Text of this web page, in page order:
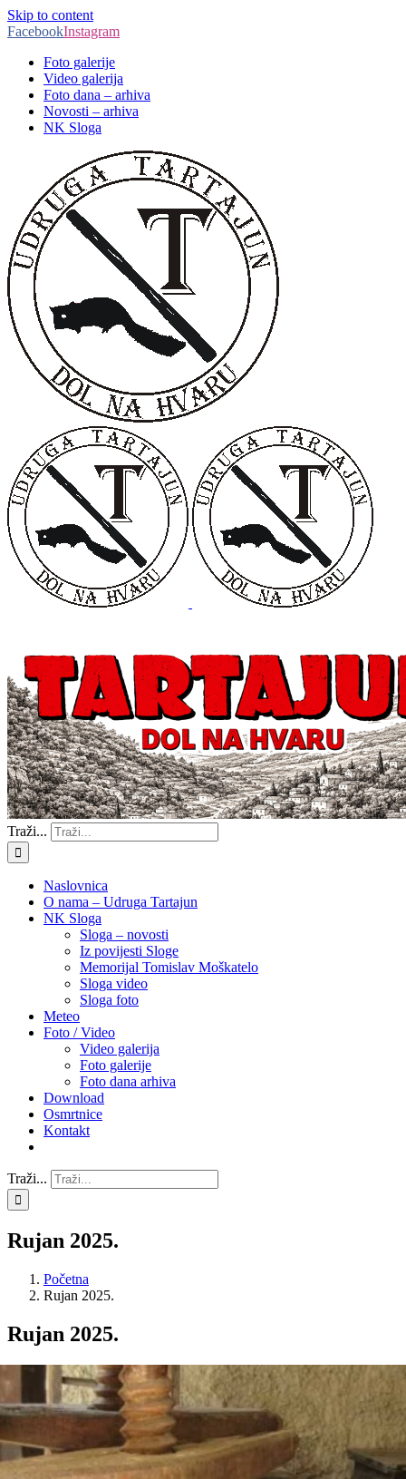
Skip to content
FacebookInstagram
Foto galerije
Video galerija
Foto dana – arhiva
Novosti – arhiva
NK Sloga
Traži...
Naslovnica
O nama – Udruga Tartajun
NK Sloga
Sloga – novosti
Iz povijesti Sloge
Memorijal Tomislav Moškatelo
Sloga video
Sloga foto
Meteo
Foto / Video
Video galerija
Foto galerije
Foto dana arhiva
Download
Osmrtnice
Kontakt
Traži...
Rujan 2025.
Početna
Rujan 2025.
Rujan 2025.